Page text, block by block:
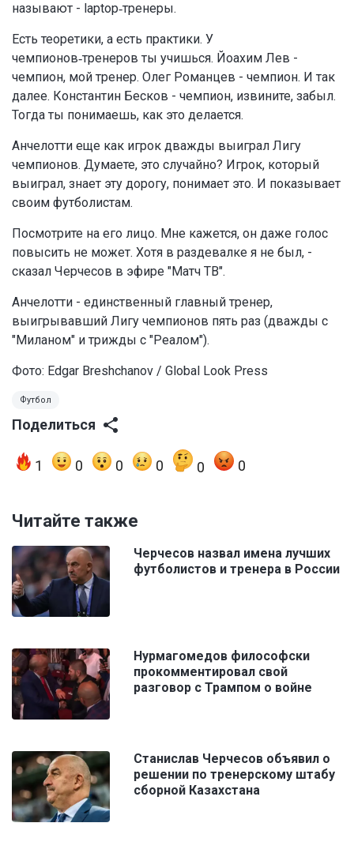
называют - laptop‑тренеры.
Есть теоретики, а есть практики. У
чемпионов‑тренеров ты учишься. Йоахим Лев -
чемпион, мой тренер. Олег Романцев - чемпион. И так
далее. Константин Бесков - чемпион, извините, забыл.
Тогда ты понимаешь, как это делается.
Анчелотти еще как игрок дважды выиграл Лигу
чемпионов. Думаете, это случайно? Игрок, который
выиграл, знает эту дорогу, понимает это. И показывает
своим футболистам.
Посмотрите на его лицо. Мне кажется, он даже голос
повысить не может. Хотя в раздевалке я не был, -
сказал Черчесов в эфире "Матч ТВ".
Анчелотти - единственный главный тренер,
выигрывавший Лигу чемпионов пять раз (дважды с
"Миланом" и трижды с "Реалом").
Фото: Edgar Breshchanov / Global Look Press
Футбол
Поделиться
1 0 0 0 0 0
Читайте также
Черчесов назвал имена лучших
футболистов и тренера в России
Нурмагомедов философски
прокомментировал свой
разговор с Трампом о войне
Станислав Черчесов объявил о
решении по тренерскому штабу
сборной Казахстана